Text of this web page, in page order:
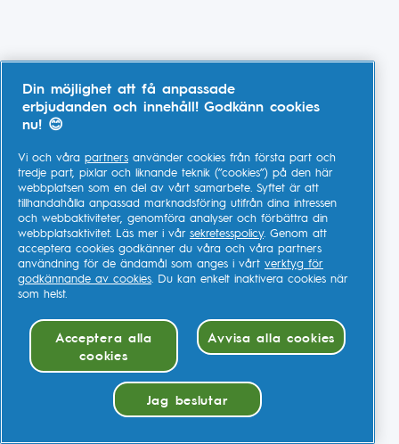
Din möjlighet att få anpassade
erbjudanden och innehåll! Godkänn cookies
nu! 😊
Vi och våra partners använder cookies från första part och
tredje part, pixlar och liknande teknik (”cookies”) på den här
webbplatsen som en del av vårt samarbete. Syftet är att
tillhandahålla anpassad marknadsföring utifrån dina intressen
och webbaktiviteter, genomföra analyser och förbättra din
webbplatsaktivitet. Läs mer i vår sekretesspolicy. Genom att
acceptera cookies godkänner du våra och våra partners
användning för de ändamål som anges i vårt verktyg för
godkännande av cookies. Du kan enkelt inaktivera cookies när
som helst.
Acceptera alla
cookies
Avvisa alla cookies
Jag beslutar